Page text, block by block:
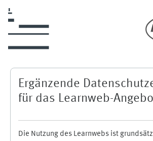
Ergänzende
für das Learnweb-
Die Nutzung des Learnwebs ist